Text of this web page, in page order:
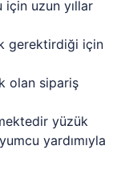
uzun yıllar
gerektirdiği için
olan sipariş
yüzük
yardımıyla